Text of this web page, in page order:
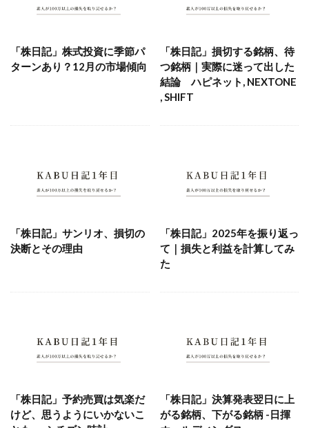
「株日記」株式投資に季節パ
ターンあり？12月の市場傾向
「株日記」損切する銘柄、待
つ銘柄｜実際に迷って出した
結論 ハピネット, NEXTONE
, SHIFT
「株日記」サンリオ、損切の
決断とその理由
「株日記」2025年を振り返っ
て｜損失と利益を計算してみ
た
「株日記」予約売買は気楽だ
けど、思うようにいかないこ
「株日記」決算発表翌日に上
がる銘柄、下がる銘柄 -日揮